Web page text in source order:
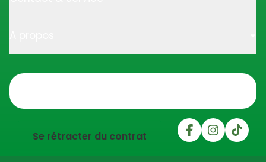
Se rétracter du contrat